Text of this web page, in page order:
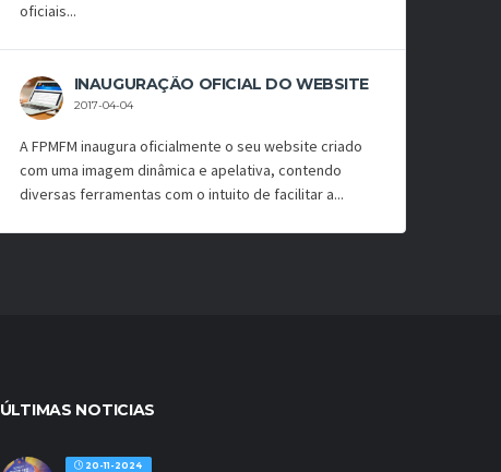
oficiais...
INAUGURAÇÃO OFICIAL DO WEBSITE
2017-04-04
A FPMFM inaugura oficialmente o seu website criado
com uma imagem dinâmica e apelativa, contendo
diversas ferramentas com o intuito de facilitar a...
ÚLTIMAS NOTICIAS
20-11-2024